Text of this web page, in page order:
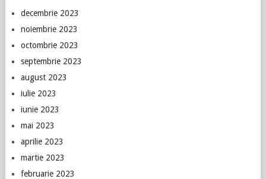
decembrie 2023
noiembrie 2023
octombrie 2023
septembrie 2023
august 2023
iulie 2023
iunie 2023
mai 2023
aprilie 2023
martie 2023
februarie 2023